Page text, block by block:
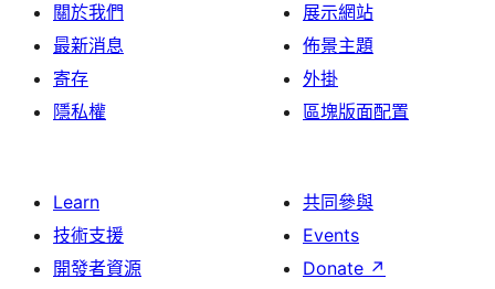
關於我們
最新消息
寄存
隱私權
展示網站
佈景主題
外掛
區塊版面配置
Learn
技術支援
開發者資源
共同參與
Events
Donate ↗